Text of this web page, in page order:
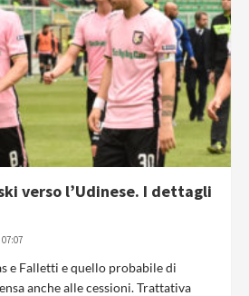
verso l’Udinese. I dettagli
e Falletti e quello probabile di
anche alle cessioni. Trattativa